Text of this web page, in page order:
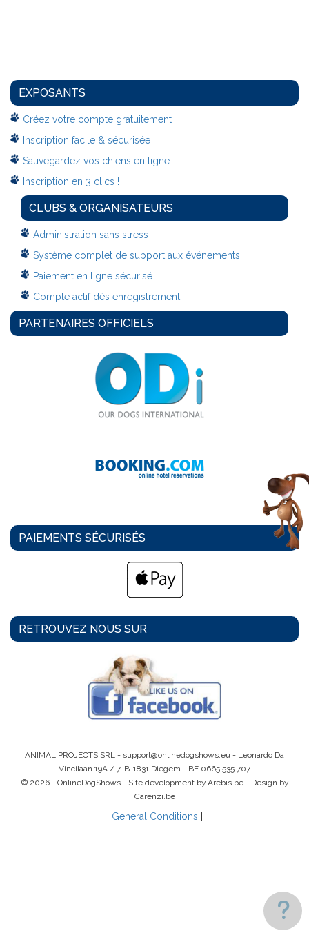
EXPOSANTS
Créez votre compte gratuitement
Inscription facile & sécurisée
Sauvegardez vos chiens en ligne
Inscription en 3 clics !
CLUBS & ORGANISATEURS
Administration sans stress
Système complet de support aux événements
Paiement en ligne sécurisé
Compte actif dès enregistrement
PARTENAIRES OFFICIELS
PAIEMENTS SÉCURISÉS
RETROUVEZ NOUS SUR
ANIMAL PROJECTS SRL - support@onlinedogshows.eu - Leonardo Da
Vincilaan 19A / 7, B-1831 Diegem - BE 0665 535 707
© 2026 - OnlineDogShows - Site development by Arebis.be - Design by
Carenzi.be
General Conditions